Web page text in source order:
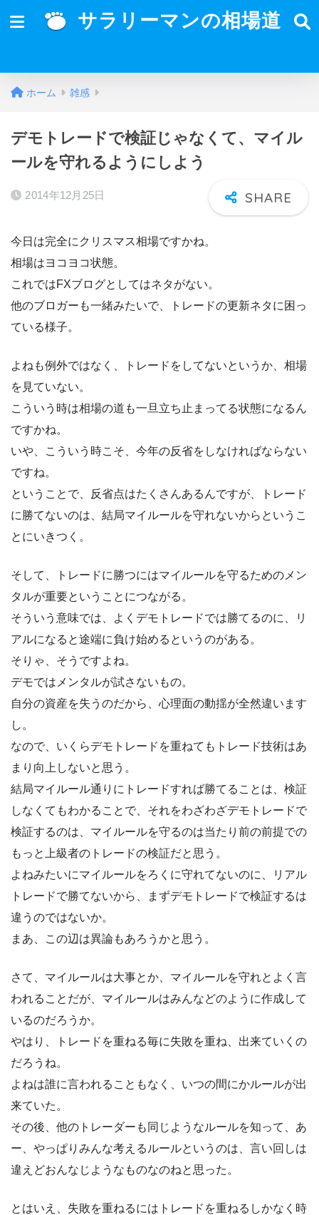
サラリーマンの相場道
ホーム 雑感
デモトレードで検証じゃなくて、マイル
ールを守れるようにしよう
2014年12月25日
今日は完全にクリスマス相場ですかね。
相場はヨコヨコ状態。
これではFXブログとしてはネタがない。
他のブロガーも一緒みたいで、トレードの更新ネタに困っ
ている様子。
よねも例外ではなく、トレードをしてないというか、相場
を見ていない。
こういう時は相場の道も一旦立ち止まってる状態になるん
ですかね。
いや、こういう時こそ、今年の反省をしなければならない
ですね。
ということで、反省点はたくさんあるんですが、トレード
に勝てないのは、結局マイルールを守れないからというこ
とにいきつく。
そして、トレードに勝つにはマイルールを守るためのメン
タルが重要ということにつながる。
そういう意味では、よくデモトレードでは勝てるのに、リ
アルになると途端に負け始めるというのがある。
そりゃ、そうですよね。
デモではメンタルが試さないもの。
自分の資産を失うのだから、心理面の動揺が全然違います
し。
なので、いくらデモトレードを重ねてもトレード技術はあ
まり向上しないと思う。
結局マイルール通りにトレードすれば勝てることは、検証
しなくてもわかることで、それをわざわざデモトレードで
検証するのは、マイルールを守るのは当たり前の前提での
もっと上級者のトレードの検証だと思う。
よねみたいにマイルールをろくに守れてないのに、リアル
トレードで勝てないから、まずデモトレードで検証するは
違うのではないか。
まあ、この辺は異論もあろうかと思う。
さて、マイルールは大事とか、マイルールを守れとよく言
われることだが、マイルールはみんなどのように作成して
いるのだろうか。
やはり、トレードを重ねる毎に失敗を重ね、出来ていくの
だろうね。
よねは誰に言われることもなく、いつの間にかルールが出
来ていた。
その後、他のトレーダーも同じようなルールを知って、あ
ー、やっぱりみんな考えるルールというのは、言い回しは
違えどおんなじようなものなのねと思った。
とはいえ、失敗を重ねるにはトレードを重ねるしかなく時